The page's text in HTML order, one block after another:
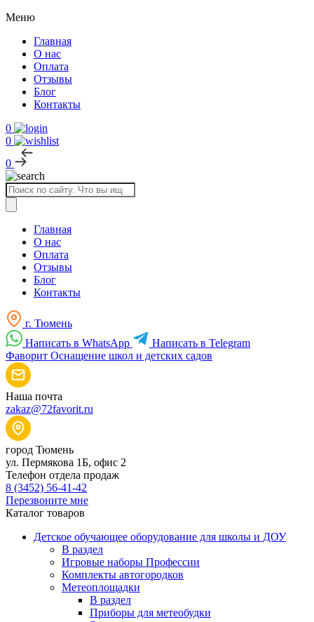
Меню
Главная
О нас
Оплата
Отзывы
Блог
Контакты
0
0
0
Поиск
товаров
Главная
О нас
Оплата
Отзывы
Блог
Контакты
г. Тюмень
Написать в WhatsApp
Написать в Telegram
Фаворит Оснащение школ и детских садов
Наша почта
zakaz@72favorit.ru
город Тюмень
ул. Пермякова 1Б, офис 2
Телефон отдела продаж
8 (3452) 56-41-42
Перезвоните мне
Каталог товаров
Детское обучающее оборудование для школы и ДОУ
В раздел
Игровые наборы Профессии
Комплекты автогородков
Метеоплощадки
В раздел
Приборы для метеобудки